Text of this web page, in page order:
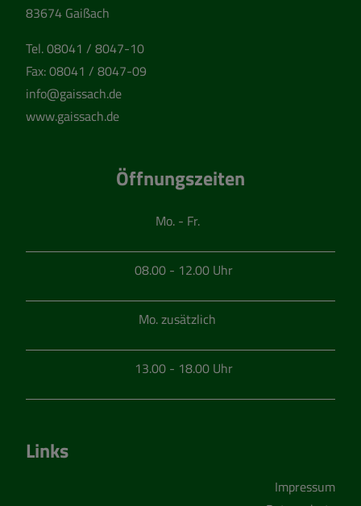
83674 Gaißach
Tel.08041 / 8047-10
Fax:08041 / 8047-09
info@gaissach.de
www.gaissach.de
Öffnungszeiten
Mo. - Fr.
08.00 - 12.00 Uhr
Mo. zusätzlich
13.00 - 18.00 Uhr
Links
Impressum